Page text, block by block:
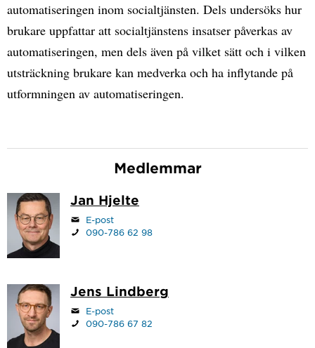
automatiseringen inom socialtjänsten. Dels undersöks hur
brukare uppfattar att socialtjänstens insatser påverkas av
automatiseringen, men dels även på vilket sätt och i vilken
utsträckning brukare kan medverka och ha inflytande på
utformningen av automatiseringen.
Medlemmar
Jan Hjelte
E-post
090-786 62 98
Jens Lindberg
E-post
090-786 67 82